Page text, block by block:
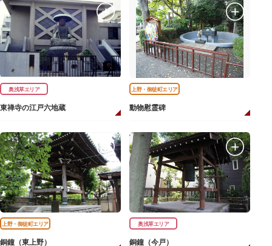
奥浅草エリア
東禅寺の江戸六地蔵
上野・御徒町エリア
動物慰霊碑
上野・御徒町エリア
銅鐘（東上野）
奥浅草エリア
銅鐘（今戸）